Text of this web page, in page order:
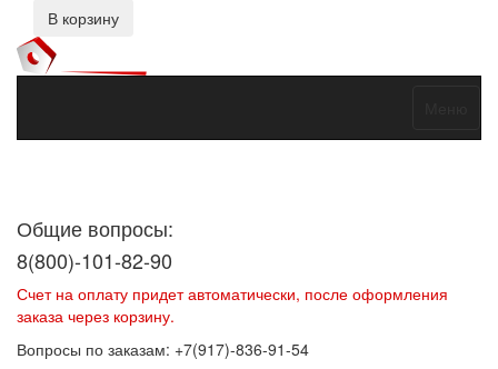
В корзину
Общие вопросы:
8(800)-101-82-90
Счет на оплату придет автоматически, после оформления
заказа через корзину.
Вопросы по заказам: +7(917)-836-91-54